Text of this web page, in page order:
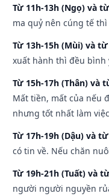
Từ 11h-13h (Ngọ) và
ma quỷ nên cúng tế
Từ 13h-15h (Mùi) và
xuất hành thì đều bình
Từ 15h-17h (Thân) và
Mất tiền, mất của nếu
nhưng tốt nhất làm
Từ 17h-19h (Dậu) và
có tin về. Nếu chăn
Từ 19h-21h (Tuất) và
người người nguyền